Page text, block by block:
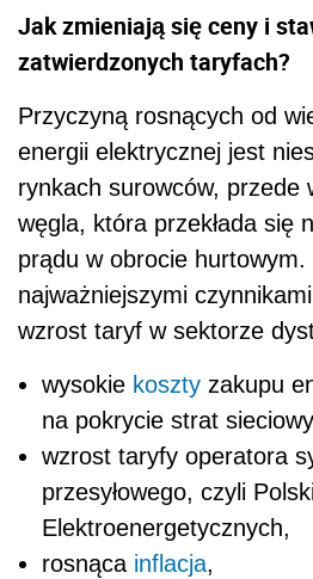
Jak zmieniają się ceny i
zatwierdzonych taryfach?
Przyczyną rosnących od
energii elektrycznej jest
rynkach surowców, przede
węgla, która przekłada się
prądu w obrocie
najważniejszymi
wzrost taryf w sektorze
wysokie koszty zakupu
na pokrycie strat
wzrost taryfy operatora
przesyłowego, czyli
Elektroenergetycznych,
rosnąca inflacja,